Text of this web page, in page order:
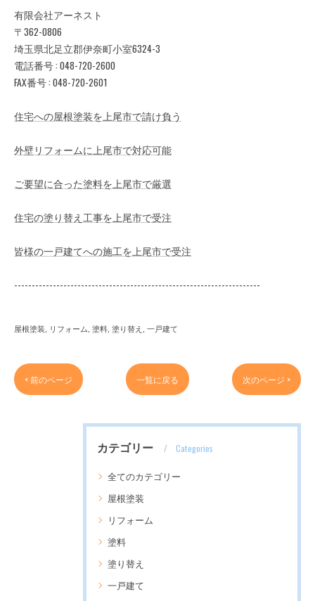
有限会社アーネスト
〒362-0806
埼玉県北足立郡伊奈町小室6324-3
電話番号 : 048-720-2600
FAX番号 : 048-720-2601
住宅への屋根塗装を上尾市で請け負う
外壁リフォームに上尾市で対応可能
ご要望に合った塗料を上尾市で厳選
住宅の塗り替え工事を上尾市で受注
皆様の一戸建てへの施工を上尾市で受注
----------------------------------------------------------------------
屋根塗装 リフォーム 塗料 塗り替え 一戸建て
< 前のページ 一覧に戻る 次のページ >
カテゴリー Categories
全てのカテゴリー
屋根塗装
リフォーム
塗料
塗り替え
一戸建て